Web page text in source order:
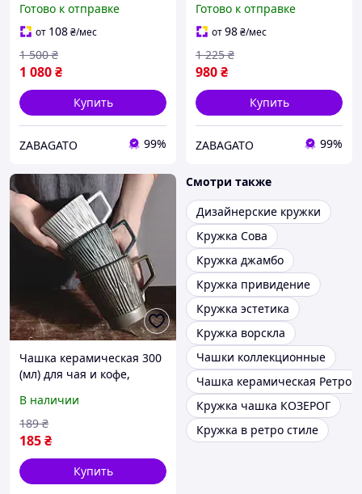
чашка с черепом
винтажная 500 мл
Готово к отправке
от 108₴/мес
1 080₴
1 500 ₴
Купить
ZABAGATO 99%
Готово к отправке
от98₴/мес
980₴
1 225 ₴
Купить
ZABAGATO 99%
Чашка керамическая 300
(мл) для чая и кофе,
красивая в подарок в
стиле ретро Коричневая
В наличии
185₴
189 ₴
Купить
Смотри также
Дизайнерские кружки
Кружка Сова
Кружка джамбо
Кружка привидение
Кружка эстетика
Кружка ворскла
Чашки коллекционные
Чашка керамическая Ретро
Кружка чашка КОЗЕРОГ
Кружка в ретро стиле